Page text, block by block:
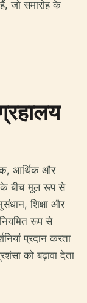
जो समारोह के
आर्थिक और
के बीच मूल रूप से
शिक्षा और
रूप से
प्रदान करता
को बढ़ावा देता